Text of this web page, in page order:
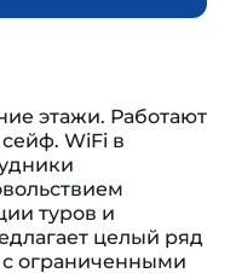
этажи. Работают
WiFi в
туров и
целый ряд
с ограниченными